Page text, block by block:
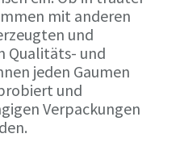
mit anderen
und
Qualitäts- und
jeden Gaumen
und
Verpackungen